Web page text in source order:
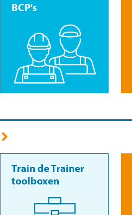
BCP's
Train de Trainer
toolboxen